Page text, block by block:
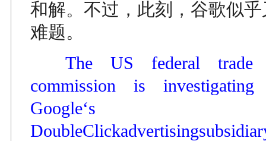
和解。不过，此刻，谷歌似
难题。
The US federal
commission is
Google‘s